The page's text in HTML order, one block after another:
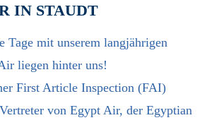
IN STAUDT
Tage mit unserem langjährigen
liegen hinter uns!
First Article Inspection (FAI)
von Egypt Air, der Egyptian